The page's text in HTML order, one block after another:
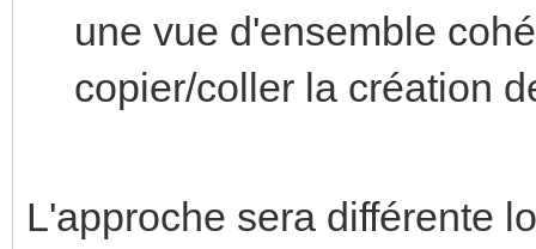
une vue d'ensemble
copier/coller la création
L'approche sera différente